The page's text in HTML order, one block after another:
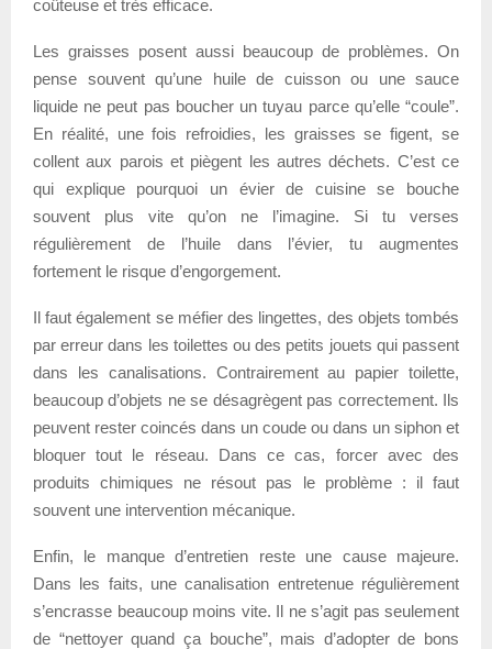
coûteuse et très efficace.
Les graisses posent aussi beaucoup de problèmes. On
pense souvent qu’une huile de cuisson ou une sauce
liquide ne peut pas boucher un tuyau parce qu’elle “coule”.
En réalité, une fois refroidies, les graisses se figent, se
collent aux parois et piègent les autres déchets. C’est ce
qui explique pourquoi un évier de cuisine se bouche
souvent plus vite qu’on ne l’imagine. Si tu verses
régulièrement de l’huile dans l’évier, tu augmentes
fortement le risque d’engorgement.
Il faut également se méfier des lingettes, des objets tombés
par erreur dans les toilettes ou des petits jouets qui passent
dans les canalisations. Contrairement au papier toilette,
beaucoup d’objets ne se désagrègent pas correctement. Ils
peuvent rester coincés dans un coude ou dans un siphon et
bloquer tout le réseau. Dans ce cas, forcer avec des
produits chimiques ne résout pas le problème : il faut
souvent une intervention mécanique.
Enfin, le manque d’entretien reste une cause majeure.
Dans les faits, une canalisation entretenue régulièrement
s’encrasse beaucoup moins vite. Il ne s’agit pas seulement
de “nettoyer quand ça bouche”, mais d’adopter de bons